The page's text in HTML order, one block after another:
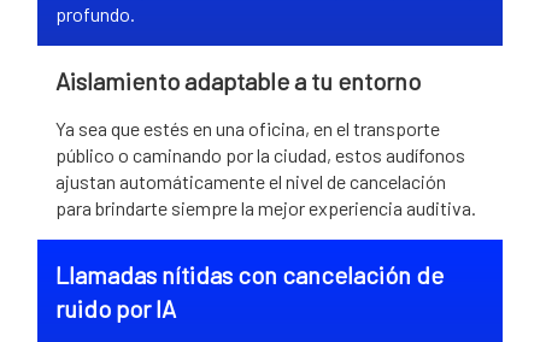
profundo.
Aislamiento adaptable a tu entorno
Ya sea que estés en una oficina, en el transporte
público o caminando por la ciudad, estos audífonos
ajustan automáticamente el nivel de cancelación
para brindarte siempre la mejor experiencia auditiva.
Llamadas nítidas con cancelación de
ruido por IA